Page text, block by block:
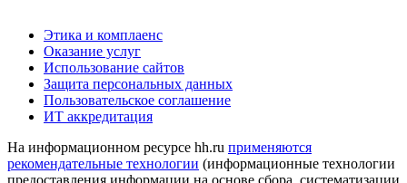
Этика и комплаенс
Оказание услуг
Использование сайтов
Защита персональных данных
Пользовательское соглашение
ИТ аккредитация
На информационном ресурсе hh.ru применяются
рекомендательные технологии (информационные технологии
предоставления информации на основе сбора, систематизации